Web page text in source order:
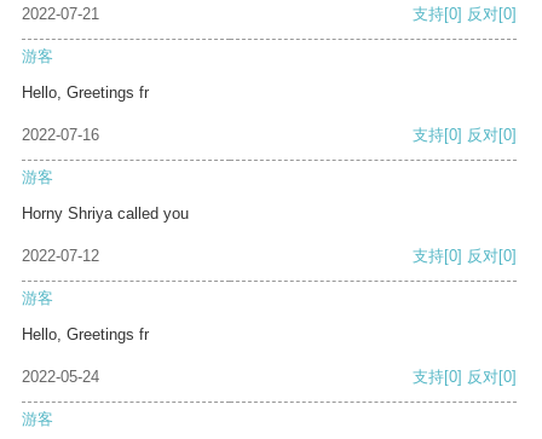
2022-07-21 支持[0] 反对[0]
游客
Hello, Greetings fr
2022-07-16 支持[0] 反对[0]
游客
Horny Shriya called you
2022-07-12 支持[0] 反对[0]
游客
Hello, Greetings fr
2022-05-24 支持[0] 反对[0]
游客